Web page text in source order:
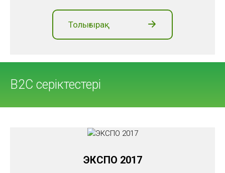
Толығырақ
B2C серіктестері
ЭКСПО 2017